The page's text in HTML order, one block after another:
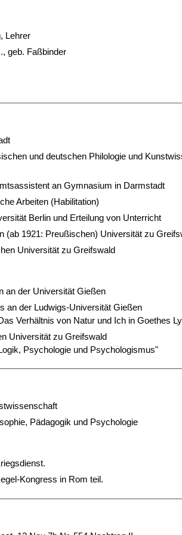
Lehrer
geb. Faßbinder
und deutschen Philologie und
an Gymnasium in Darmstadt
Arbeiten (Habilitation)
Berlin und Erteilung von Unterricht
(ab 1921: Preußischen) Universität zu
Universität zu Greifswald
an der Universität Gießen
an der Ludwigs-Universität Gießen
Verhältnis von Natur und Ich in Goethes
Universität zu Greifswald
Psychologie und Psychologismus"
Pädagogik und Psychologie
Kongress in Rom teil.